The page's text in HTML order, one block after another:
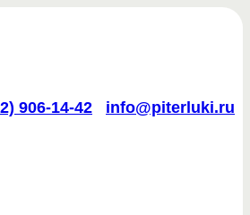
906-14-42 info@piterluki.ru